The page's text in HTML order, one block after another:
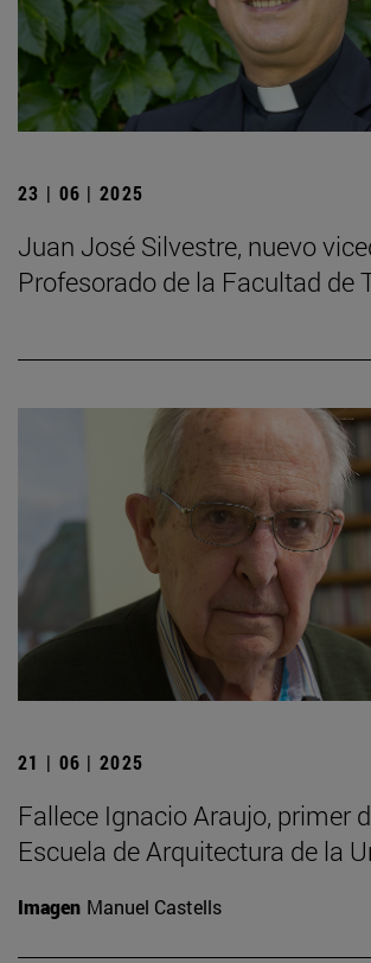
23 | 06 | 2025
Juan José Silvestre, nuevo
Profesorado de la Facultad de
21 | 06 | 2025
Fallece Ignacio Araujo, primer
Escuela de Arquitectura de la
Imagen Manuel Castells